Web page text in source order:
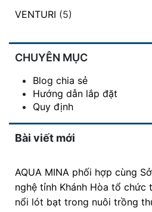
VENTURI (5)
CHUYÊN MỤC
Blog chia sẻ
Hướng dẫn lắp đặt
Quy định
Bài viết mới
AQUA MINA phối hợp cùng
nghệ tỉnh Khánh Hòa tổ chức
nổi lót bạt trong nuôi trồng